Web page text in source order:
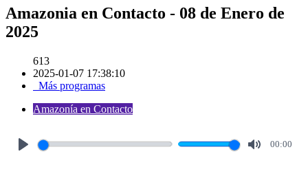
Amazonia en Contacto - 08 de Enero de
2025
613
2025-01-07 17:38:10
Más programas
Amazonía en Contacto
00:00